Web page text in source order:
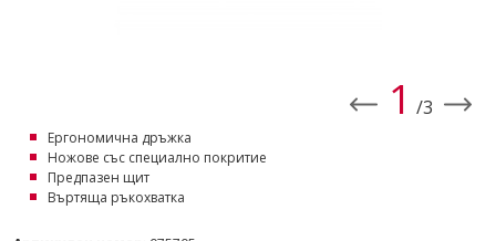
1 /3
Ергономична дръжка
Ножове със специално покритие
Предпазен щит
Въртяща ръкохватка